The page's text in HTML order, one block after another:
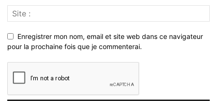
Enregistrer mon nom, email et site web dans ce navigateur
pour la prochaine fois que je commenterai.